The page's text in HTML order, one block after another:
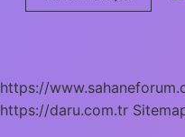
Nasıl
https://
https://daru.com.tr